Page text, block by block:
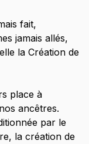
fait,
jamais allés,
la Création de
place à
ancêtres.
par le
la création de